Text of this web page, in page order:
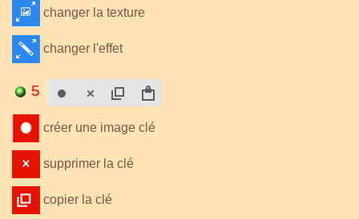
changer la texture
changer l'effet
5
créer une image clé
supprimer la clé
copier la clé